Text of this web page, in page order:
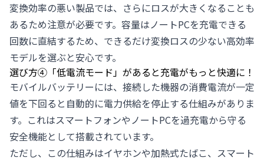
変換効率の悪い製品では、さらにロスが大きくなることも
あるため注意が必要です。容量はノートPCを充電できる
回数に直結するため、できるだけ変換ロスの少ない高効率
モデルを選ぶと安心です。
選び方④「低電流モード」があると充電がもっと快適に！
モバイルバッテリーには、接続した機器の消費電流が一定
値を下回ると自動的に電力供給を停止する仕組みがありま
す。これはスマートフォンやノートPCを過充電から守る
安全機能として搭載されています。
ただし、この仕組みはイヤホンや加熱式たばこ、スマート